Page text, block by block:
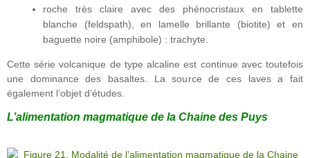
roche très claire avec des phénocristaux en tablette
blanche (feldspath), en lamelle brillante (biotite) et en
baguette noire (amphibole) : trachyte.
Cette série volcanique de type alcaline est continue avec toutefois
une dominance des basaltes. La source de ces laves a fait
également l’objet d’études.
L’alimentation magmatique de la Chaine des Puys